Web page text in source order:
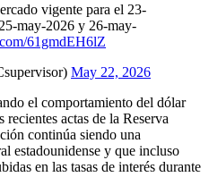
vigente para el 23-
may-2026 y 26-may-
61gmdEH6lZ
May 22, 2026
el comportamiento del dólar
actas de la Reserva
continúa siendo una
estadounidense y que incluso
en las tasas de interés durante